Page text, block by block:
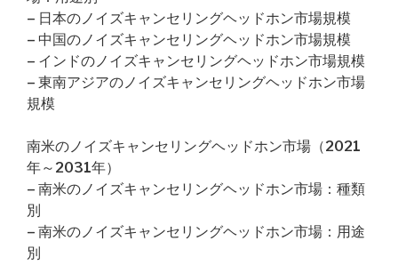
– 日本のノイズキャンセリングヘッドホン市場規模
– 中国のノイズキャンセリングヘッドホン市場規模
– インドのノイズキャンセリングヘッドホン市場規模
– 東南アジアのノイズキャンセリングヘッドホン市場
規模
南米のノイズキャンセリングヘッドホン市場（2021
年～2031年）
– 南米のノイズキャンセリングヘッドホン市場：種類
別
– 南米のノイズキャンセリングヘッドホン市場：用途
別